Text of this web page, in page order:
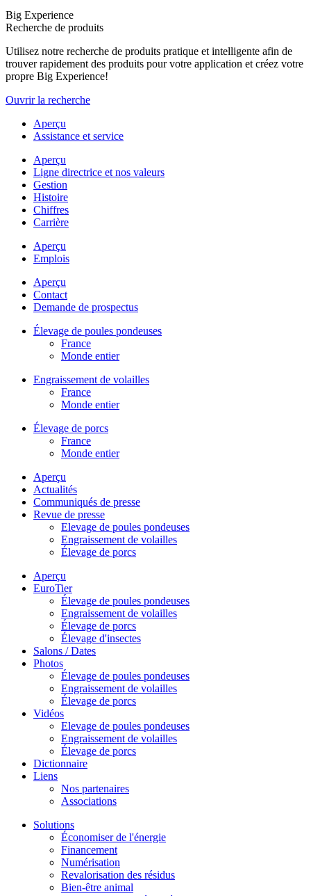
Big Experience
Recherche de produits
Utilisez notre recherche de produits pratique et intelligente afin de
trouver rapidement des produits pour votre application et créez votre
propre Big Experience!
Ouvrir la recherche
Aperçu
Assistance et service
Aperçu
Ligne directrice et nos valeurs
Gestion
Histoire
Chiffres
Carrière
Aperçu
Emplois
Aperçu
Contact
Demande de prospectus
Élevage de poules pondeuses
France
Monde entier
Engraissement de volailles
France
Monde entier
Élevage de porcs
France
Monde entier
Aperçu
Actualités
Communiqués de presse
Revue de presse
Elevage de poules pondeuses
Engraissement de volailles
Élevage de porcs
Aperçu
EuroTier
Élevage de poules pondeuses
Engraissement de volailles
Élevage de porcs
Élevage d'insectes
Salons / Dates
Photos
Élevage de poules pondeuses
Engraissement de volailles
Élevage de porcs
Vidéos
Elevage de poules pondeuses
Engraissement de volailles
Élevage de porcs
Dictionnaire
Liens
Nos partenaires
Associations
Solutions
Économiser de l'énergie
Financement
Numérisation
Revalorisation des résidus
Bien-être animal